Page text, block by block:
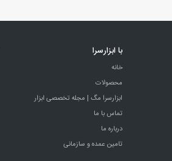
با ابزارسرا
خانه
محصولات
ابزارسرا مگ | مجله تخصصی ابزار
تماس با ما
درباره ما
تامین عمده و سازمانی